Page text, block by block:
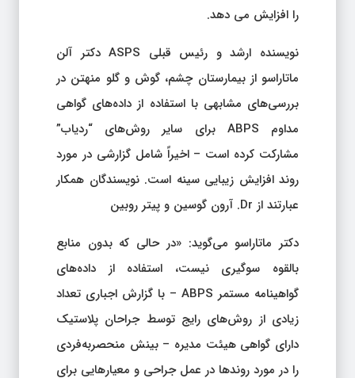
را افزایش می دهد.
نویسنده ارشد و رئیس قبلی ASPS دکتر آلن
ماتاراسو از بیمارستان چشم، گوش و گلو منهتن در
بررسی‌های مشابهی با استفاده از داده‌های گواهی
مداوم ABPS برای سایر روش‌های “ردیاب”
مشارکت کرده است – اخیراً شامل گزارشی در مورد
روند افزایش زیبایی سینه است. نویسندگان همکار
عبارتند از Dr. آرون گوسین و پیتر روبین
دکتر ماتاراسو می‌گوید: «در حالی که بدون منابع
بالقوه سوگیری نیست، استفاده از داده‌های
گواهینامه مستمر ABPS – با گزارش اجباری تعداد
زیادی از روش‌های رایج توسط جراحان پلاستیک
دارای گواهی هیئت مدیره – بینش منحصربه‌فردی
را در مورد روندها در عمل جراحی و معیارهایی برای